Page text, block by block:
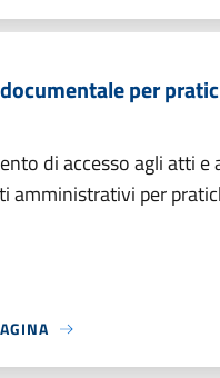
per
di accesso agli atti e
amministrativi per